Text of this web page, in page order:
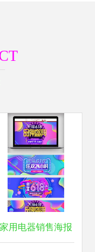
家用电器销售海报